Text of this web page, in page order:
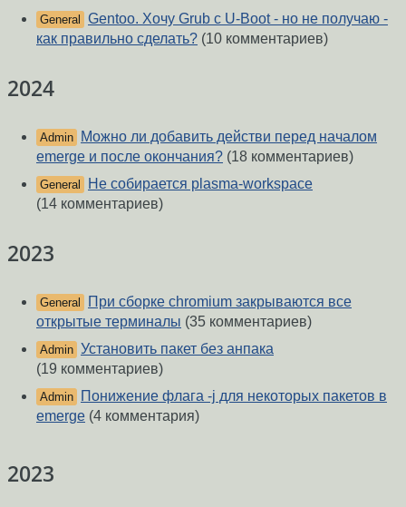
General Gentoo. Хочу Grub c U-Boot - но не получаю -
как правильно сделать? (10 комментариев)
2024
Admin
Можно ли добавить действи перед началом
emerge и после окончания? (18 комментариев)
General
Не собирается plasma-workspace
(14 комментариев)
2023
General
При сборке chromium закрываются все
открытые терминалы (35 комментариев)
Admin Установить пакет без анпака
(19 комментариев)
Admin
Понижение флага -j для некоторых пакетов в
emerge (4 комментария)
2023